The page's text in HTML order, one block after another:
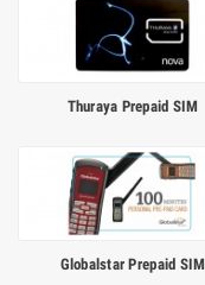
Thuraya Prepaid SIM
Globalstar Prepaid SIM